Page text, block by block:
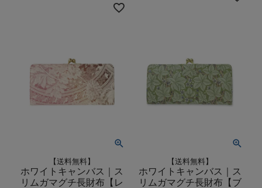
【送料無料】
ホワイトキャンバス｜ス
リムガマグチ長財布【レ
【送料無料】
ホワイトキャンバス｜ス
リムガマグチ長財布【ブ